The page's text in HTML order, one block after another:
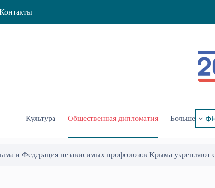
Контакты
Культура Общественная дипломатия Больше
и Федерация независимых профсоюзов Крыма укрепляют